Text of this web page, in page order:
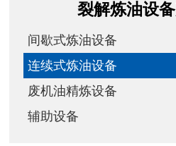
裂解炼油设
间歇式炼油设备
连续式炼油设备
废机油精炼设备
辅助设备